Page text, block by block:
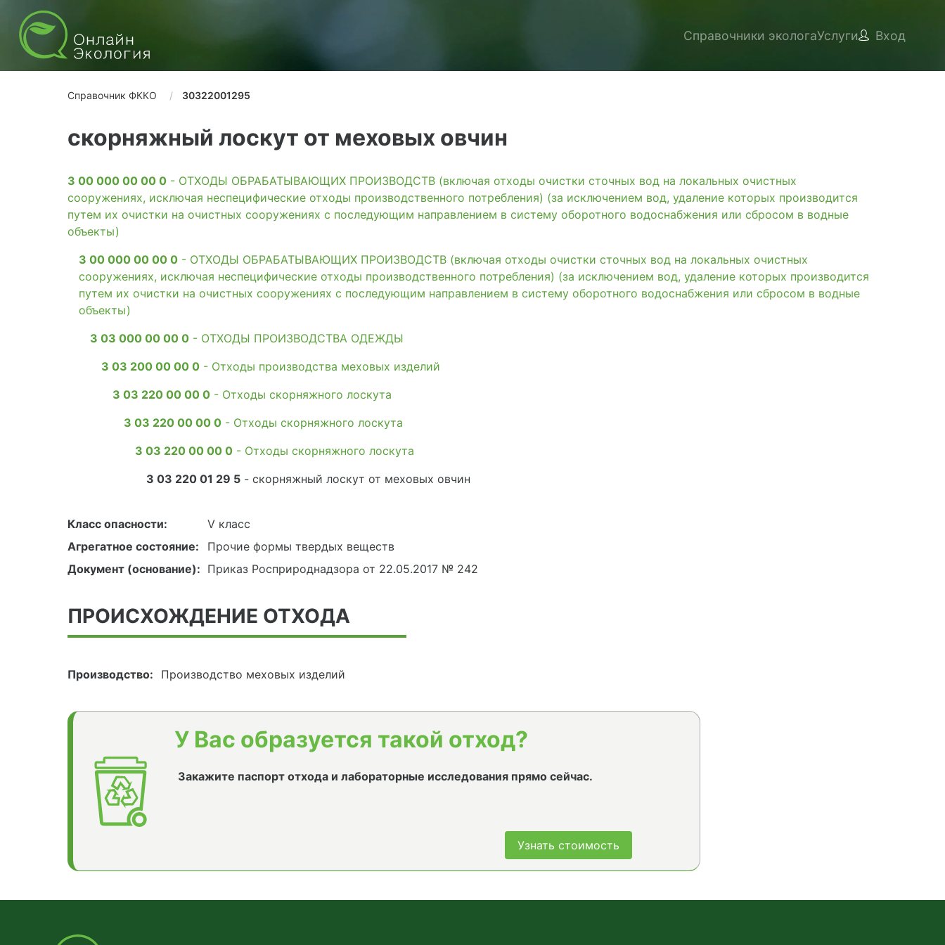
Справочники экологаУслуги Вход
Справочник ФККО 30322001295
скорняжный лоскут от меховых овчин
3 00 000 00 00 0 - ОТХОДЫ ОБРАБАТЫВАЮЩИХ ПРОИЗВОДСТВ (включая отходы очистки сточных вод на локальных очистных
сооружениях, исключая неспецифические отходы производственного потребления) (за исключением вод, удаление которых производится
путем их очистки на очистных сооружениях с последующим направлением в систему оборотного водоснабжения или сбросом в водные
объекты)
3 00 000 00 00 0 - ОТХОДЫ ОБРАБАТЫВАЮЩИХ ПРОИЗВОДСТВ (включая отходы очистки сточных вод на локальных очистных
сооружениях, исключая неспецифические отходы производственного потребления) (за исключением вод, удаление которых производится
путем их очистки на очистных сооружениях с последующим направлением в систему оборотного водоснабжения или сбросом в водные
объекты)
3 03 000 00 00 0 - ОТХОДЫ ПРОИЗВОДСТВА ОДЕЖДЫ
3 03 200 00 00 0 - Отходы производства меховых изделий
3 03 220 00 00 0 - Отходы скорняжного лоскута
3 03 220 00 00 0 - Отходы скорняжного лоскута
3 03 220 00 00 0 - Отходы скорняжного лоскута
3 03 220 01 29 5 - скорняжный лоскут от меховых овчин
Класс опасности:
V класс
Агрегатное состояние:
Прочие формы твердых веществ
Документ (основание): Приказ Росприроднадзора от 22.05.2017 № 242
ПРОИСХОЖДЕНИЕ ОТХОДА
Производство: Производство меховых изделий
У Вас образуется такой отход?
Закажите паспорт отхода и лабораторные исследования прямо сейчас.
Узнать стоимость